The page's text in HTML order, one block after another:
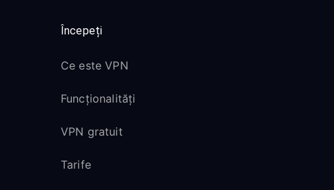
Începeți
Ce este VPN
Funcționalități
VPN gratuit
Tarife